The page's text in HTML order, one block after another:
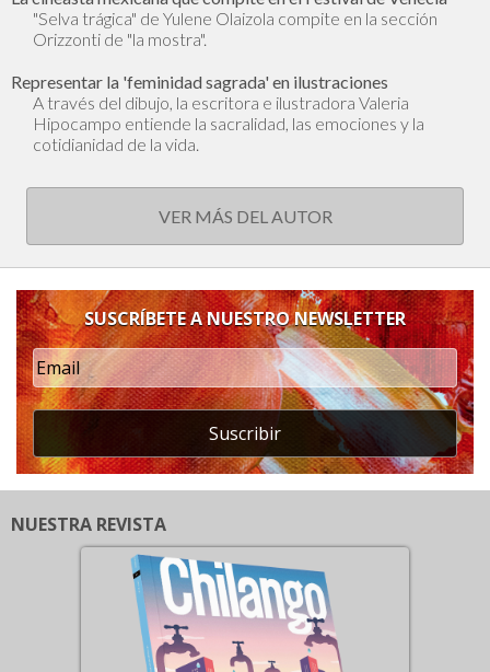
"Selva trágica" de Yulene Olaizola compite en la sección
Orizzonti de "la mostra".
Representar la 'feminidad sagrada' en ilustraciones
A través del dibujo, la escritora e ilustradora Valeria
Hipocampo entiende la sacralidad, las emociones y la
cotidianidad de la vida.
VER MÁS DEL AUTOR
SUSCRÍBETE A NUESTRO NEWSLETTER
Suscribir
NUESTRA REVISTA